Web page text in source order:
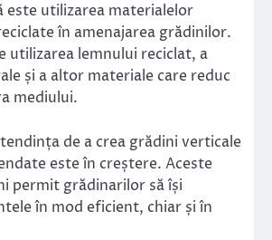
este utilizarea materialelor
în amenajarea grădinilor.
utilizarea lemnului reciclat, a
și a altor materiale care reduc
mediului.
de a crea grădini verticale
este în creștere. Aceste
permit grădinarilor să își
în mod eficient, chiar și în